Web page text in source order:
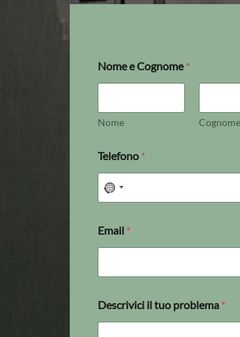
Nome e Cognome*
Nome Cognome
Telefono *
Email *
Descrivici il tuo problema *